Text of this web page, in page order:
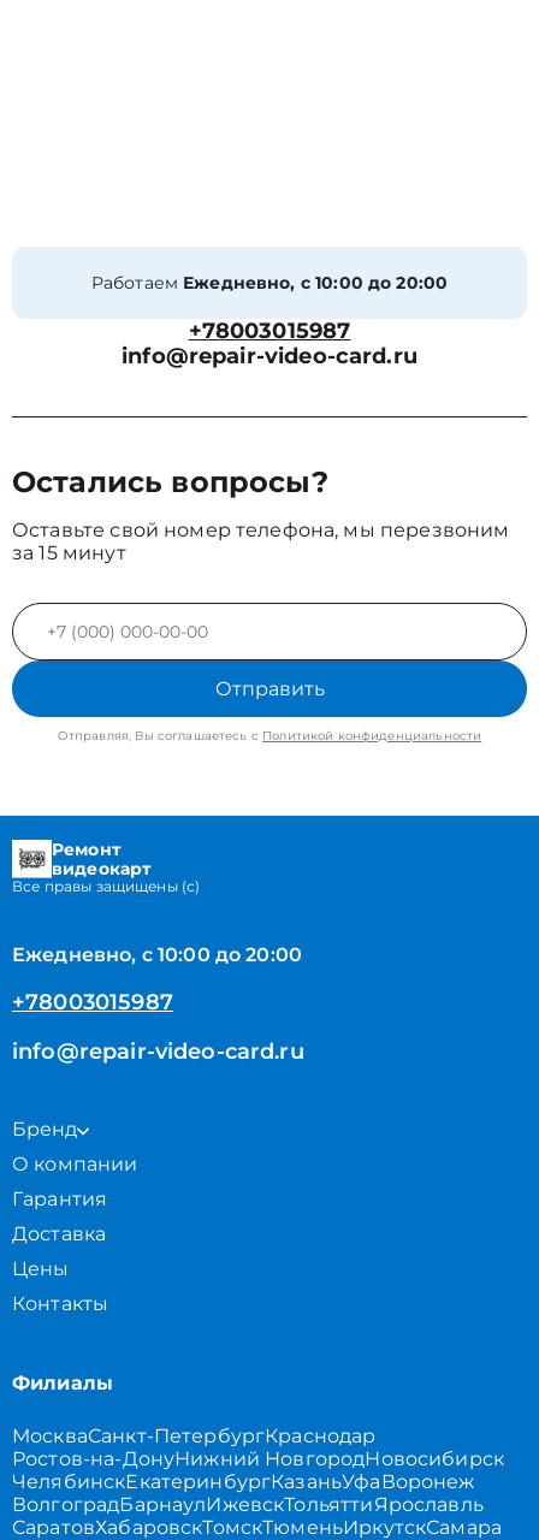
Работаем Ежедневно, с 10:00 до 20:00
+78003015987
info@repair-video-card.ru
Остались вопросы?
Оставьте свой номер телефона, мы перезвоним
за 15 минут
Отправить
Отправляя, Вы соглашаетесь с Политикой конфиденциальности
Ремонт
видеокарт
Все правы защищены (с)
Ежедневно, с 10:00 до 20:00
+78003015987
info@repair-video-card.ru
Бренд
О компании
Гарантия
Доставка
Цены
Контакты
Филиалы
МоскваСанкт-ПетербургКраснодар
Ростов-на-ДонуНижний НовгородНовосибирск
ЧелябинскЕкатеринбургКазаньУфаВоронеж
ВолгоградБарнаулИжевскТольяттиЯрославль
СаратовХабаровскТомскТюменьИркутскСамара